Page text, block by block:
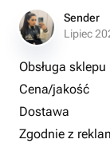
Sender
Lipiec
Obsługa sklepu
Cena/jakość
Dostawa
Zgodnie z